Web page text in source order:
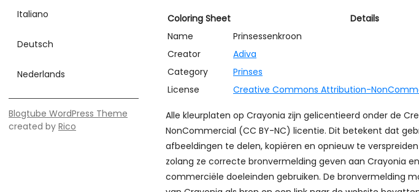
Italiano
Deutsch
Nederlands
Blogtube WordPress Theme
created by Rico
Coloring Sheet
Details
Name
Prinsessenkroon
Creator
Adiva
Category
Prinses
License
Creative Commons Attribution-
Alle kleurplaten op Crayonia zijn gelicentieerd onder de
NonCommercial (CC BY-NC) licentie. Dit betekent dat
afbeeldingen te delen, kopiëren en opnieuw te
zolang ze correcte bronvermelding geven aan Crayonia
commerciële doeleinden gebruiken. De bronvermelding